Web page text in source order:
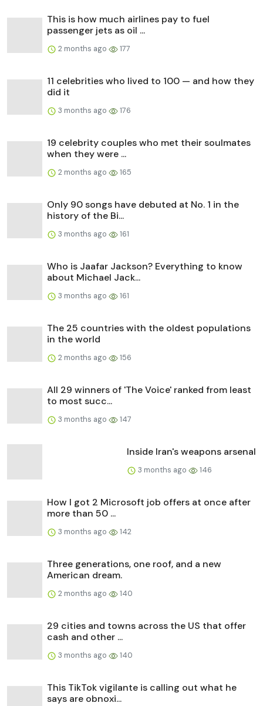
This is how much airlines pay to fuel
passenger jets as oil ...
2 months ago 177
11 celebrities who lived to 100 — and how they
did it
3 months ago 176
19 celebrity couples who met their soulmates
when they were ...
2 months ago 165
Only 90 songs have debuted at No. 1 in the
history of the Bi...
3 months ago 161
Who is Jaafar Jackson? Everything to know
about Michael Jack...
3 months ago 161
The 25 countries with the oldest populations
in the world
2 months ago 156
All 29 winners of 'The Voice' ranked from least
to most succ...
3 months ago 147
Inside Iran's weapons arsenal
3 months ago 146
How I got 2 Microsoft job offers at once after
more than 50 ...
3 months ago 142
Three generations, one roof, and a new
American dream.
2 months ago 140
29 cities and towns across the US that offer
cash and other ...
3 months ago 140
This TikTok vigilante is calling out what he
says are obnoxi...